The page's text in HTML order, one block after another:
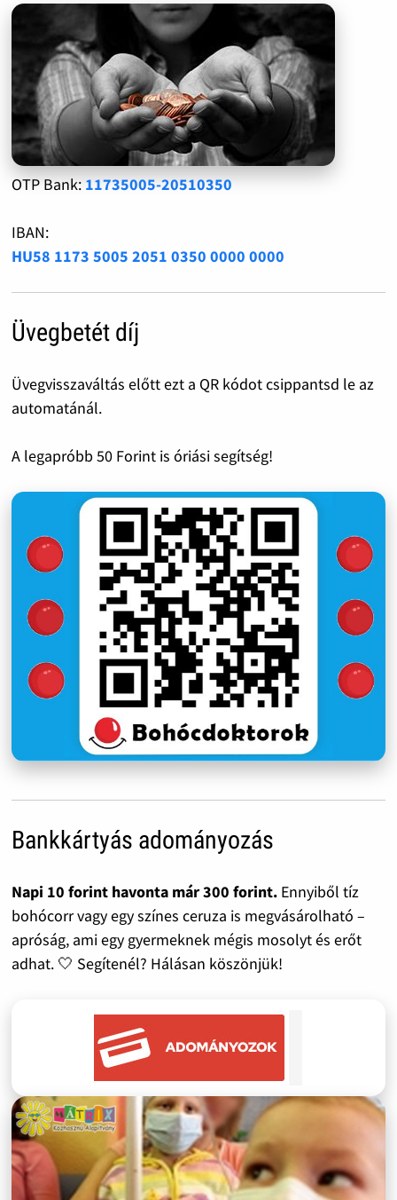
OTP Bank: 11735005-20510350
IBAN:
HU58 1173 5005 2051 0350 0000 0000
Üvegbetét díj
Üvegvisszaváltás előtt ezt a QR kódot csippantsd le az
automatánál.
A legapróbb 50 Forint is óriási segítség!
Bankkártyás adományozás
Napi 10 forint havonta már 300 forint.Ennyiből tíz
bohócorr vagy egy színes ceruza is megvásárolható –
apróság, ami egy gyermeknek mégis mosolyt és erőt
adhat. 🤍 Segítenél? Hálásan köszönjük!